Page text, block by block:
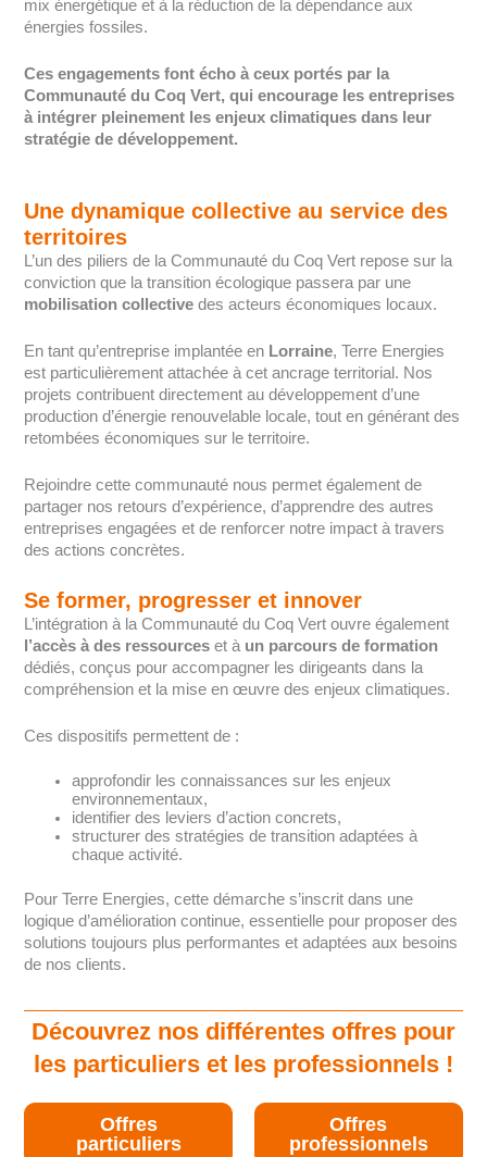
mix énergétique et à la réduction de la dépendance aux
énergies fossiles.
Ces engagements font écho à ceux portés par la
Communauté du Coq Vert, qui encourage les entreprises
à intégrer pleinement les enjeux climatiques dans leur
stratégie de développement.
Une dynamique collective au service des
territoires
L’un des piliers de la Communauté du Coq Vert repose sur la
conviction que la transition écologique passera par une
mobilisation collective des acteurs économiques locaux.
En tant qu’entreprise implantée en Lorraine, Terre Energies
est particulièrement attachée à cet ancrage territorial. Nos
projets contribuent directement au développement d’une
production d’énergie renouvelable locale, tout en générant des
retombées économiques sur le territoire.
Rejoindre cette communauté nous permet également de
partager nos retours d’expérience, d’apprendre des autres
entreprises engagées et de renforcer notre impact à travers
des actions concrètes.
Se former, progresser et innover
L’intégration à la Communauté du Coq Vert ouvre également
l’accès à des ressources et à un parcours de formation
dédiés, conçus pour accompagner les dirigeants dans la
compréhension et la mise en œuvre des enjeux climatiques.
Ces dispositifs permettent de :
approfondir les connaissances sur les enjeux
environnementaux,
identifier des leviers d’action concrets,
structurer des stratégies de transition adaptées à
chaque activité.
Pour Terre Energies, cette démarche s’inscrit dans une
logique d’amélioration continue, essentielle pour proposer des
solutions toujours plus performantes et adaptées aux besoins
de nos clients.
Découvrez nos différentes offres pour
les particuliers et les professionnels !
Offres
particuliers
Offres
professionnels